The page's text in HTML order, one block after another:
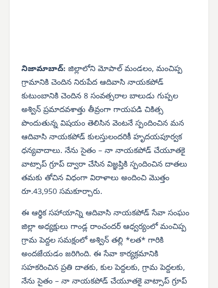
నిజామాబాద్: జిల్లాలోని మోపాల్ మండలం, మంచిప్ప
గ్రామానికి చెందిన నిరుపేద ఆదివాసి నాయకపోడ్
కుటుంబానికి చెందిన 8 సంవత్సరాల బాలుడు గుప్పల
అశ్విన్ ప్రమాదవశాత్తు తీవ్రంగా గాయపడి చికిత్స
పొందుతున్న విషయం తెలిసిన వెంటనే స్పందించిన మన
ఆదివాసి నాయకపోడ్ కులస్తులందరికీ హృదయపూర్వక
ధన్యవాదాలు. నేను సైతం – నా నాయకపోడ్ చేయూతకై
వాట్సాప్ గ్రూప్ ద్వారా చేసిన విజ్ఞప్తికి స్పందించిన దాతలు
తమకు తోచిన విధంగా విరాళాలు అందించి మొత్తం
రూ.43,950 సమకూర్చారు.
ఈ ఆర్థిక సహాయాన్ని ఆదివాసి నాయకపోడ్ సేవా సంఘం
జిల్లా అధ్యక్షులు గాండ్ల రాంచందర్ ఆధ్వర్యంలో మంచిప్ప
గ్రామ పెద్దల సమక్షంలో అశ్విన్ తల్లి *లత* గారికి
అందజేయడం జరిగింది. ఈ సేవా కార్యక్రమానికి
సహకరించిన ప్రతి దాతకు, కుల పెద్దలకు, గ్రామ పెద్దలకు,
నేను సైతం – నా నాయకపోడ్ చేయూతకై వాట్సాప్ గ్రూప్